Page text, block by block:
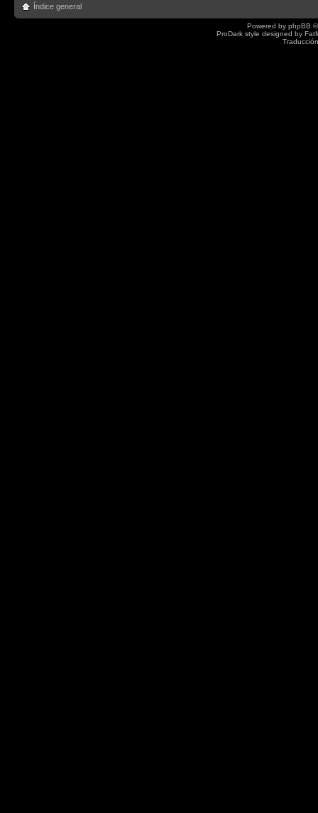
Índice general
Powered by phpBB
ProDark style designed by